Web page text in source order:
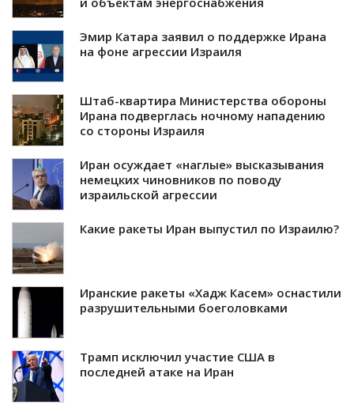
Эмир Катара заявил о поддержке Ирана
на фоне агрессии Израиля
Штаб-квартира Министерства обороны
Ирана подверглась ночному нападению
со стороны Израиля
Иран осуждает «наглые» высказывания
немецких чиновников по поводу
израильской агрессии
Какие ракеты Иран выпустил по Израилю?
Иранские ракеты «Хадж Касем» оснастили
разрушительными боеголовками
Трамп исключил участие США в
последней атаке на Иран